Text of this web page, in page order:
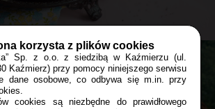
RODZINNIE
Przepis Asi
blisko tam, gdzie tego
korzysta z plików cookies
Sp. z o.o. z siedzibą w Kaźmierzu (ul.
Kaźmierz) przy pomocy niniejszego serwisu
dane osobowe, co odbywa się m.in. przy
cookies są niezbędne do prawidłowego